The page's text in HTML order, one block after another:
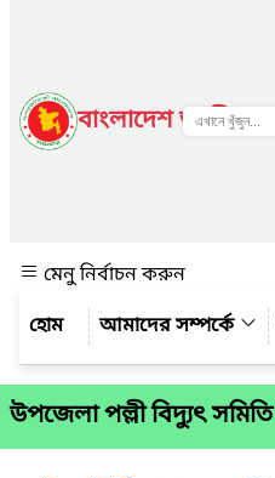
বাংলাদেশ জাতীয়
মেনু নির্বাচন করুন
আমাদের সম্পর্কে
উপজেলা পল্লী বিদ্যুৎ